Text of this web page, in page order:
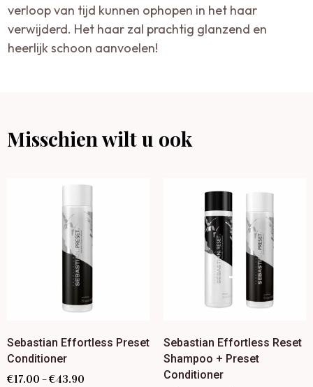
verloop van tijd kunnen ophopen in het haar
verwijderd. Het haar zal prachtig glanzend en
heerlijk schoon aanvoelen!
Misschien wilt u ook
Sebastian Effortless Preset
Conditioner
€17.00 –€43.90
Sebastian Effortless Reset
Shampoo + Preset
Conditioner